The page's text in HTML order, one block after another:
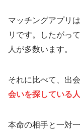
アプリを掛
マッチング
べき出会い系
Jメール
ハッピーメ
マッチングアプリ
リです。したがっ
人が多数います。
それに比べて、出
会いを探している
本命の相手と一対